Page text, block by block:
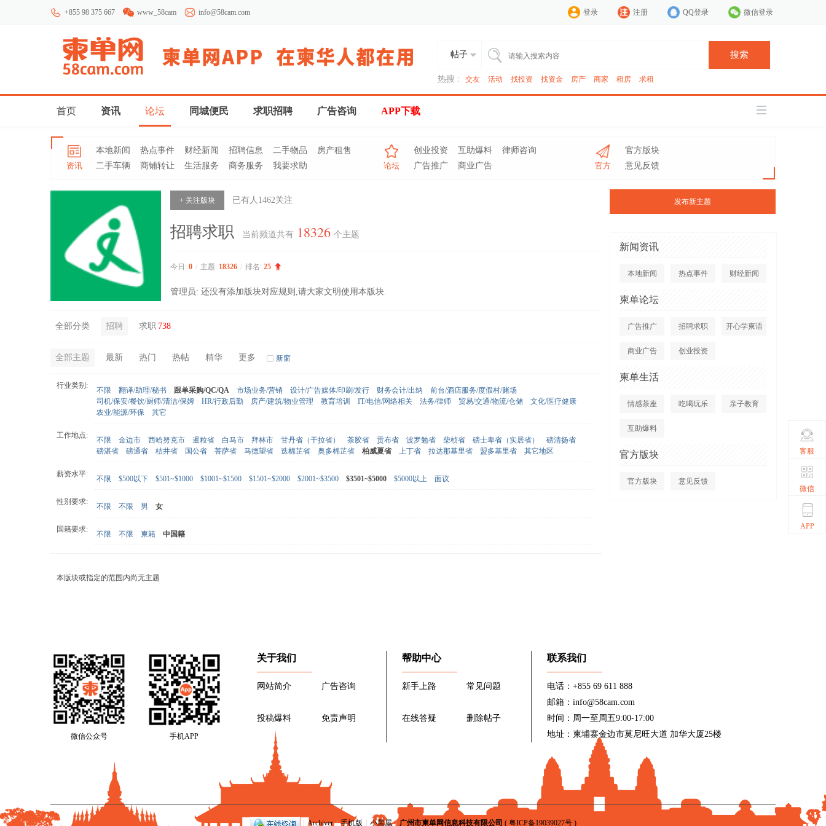
+855 98 375 667 www_58cam info@58cam.com 登录 注册 QQ登录 微信登录
帖子 搜索
热搜 : 交友 活动 找投资 找资金 房产 商家 租房 求租
首页 资讯 论坛 同城便民 求职招聘 广告咨询 APP下载
资讯
本地新闻 热点事件 财经新闻 招聘信息 二手物品
房产租售
二手车辆
商铺转让 生活服务 商务服务 我要求助 论坛
创业投资 互助爆料
律师咨询
广告推广
商业广告 官方
官方版块
意见反馈
发布新主题
新闻资讯
本地新闻 热点事件 财经新闻
柬单论坛
广告推广 招聘求职 开心学柬语
商业广告 创业投资
柬单生活
情感茶座 吃喝玩乐 亲子教育
互助爆料
官方版块
官方版块 意见反馈
+ 关注版块 已有人 1462关注
招聘求职 当前频道共有 18326 个主题
今日: 0 / 主题: 18326 / 排名: 25
管理员: 还没有添加版块对应规则,请大家文明使用本版块.
全部分类 招聘 求职 738
全部主题 最新 热门 热帖 精华 更多 新窗
行业类别:
不限 翻译/助理/秘书 跟单采购/QC/QA 市场业务/营销 设计/广告媒体/印刷/发行 财务会计/出纳
前台/酒店服务/度假村/赌场
司机/保安/餐饮/厨师/清洁/保姆
HR/行政后勤 房产/建筑/物业管理 教育培训 IT/电信/网络相关 法务/律师 贸易/交通/物流/仓储
文化/医疗健康
农业/能源/环保
其它
工作地点:
不限 金边市 西哈努克市 暹粒省 白马市 拜林市 甘丹省（干拉省） 茶胶省 贡布省 波罗勉省 柴桢省 磅士卑省（实居省）
磅清扬省
磅湛省
磅通省 桔井省 国公省 菩萨省 马德望省 迭棉芷省 奥多棉芷省 柏威夏省 上丁省 拉达那基里省 盟多基里省 其它地区
薪资水平:
不限 $500以下 $501~$1000 $1001~$1500 $1501~$2000 $2001~$3500 $3501~$5000 $5000以上 面议
性别要求:
不限 不限 男 女
国籍要求:
不限 不限 柬籍 中国籍
本版块或指定的范围内尚无主题
微信公众号 手机APP
关于我们
网站简介 广告咨询
投稿爆料 免责声明
帮助中心
新手上路 常见问题
在线答疑 删除帖子
联系我们
电话：+855 69 611 888
邮箱：info@58cam.com
时间：周一至周五9:00-17:00
地址：柬埔寨金边市莫尼旺大道 加华大厦25楼
Archiver | 手机版 小黑屋 | 广州市柬单网信息科技有限公司 ( 粤ICP备19039027号)
客服
微信
APP